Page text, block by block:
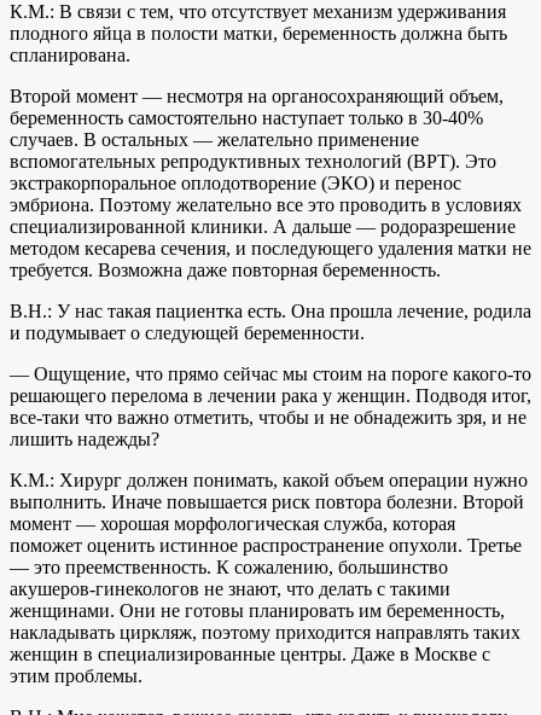
К.М.: В связи с тем, что отсутствует механизм удерживания
плодного яйца в полости матки, беременность должна быть
спланирована.
Второй момент — несмотря на органосохраняющий объем,
беременность самостоятельно наступает только в 30-40%
случаев. В остальных — желательно применение
вспомогательных репродуктивных технологий (ВРТ). Это
экстракорпоральное оплодотворение (ЭКО) и перенос
эмбриона. Поэтому желательно все это проводить в условиях
специализированной клиники. А дальше — родоразрешение
методом кесарева сечения, и последующего удаления матки не
требуется. Возможна даже повторная беременность.
В.Н.: У нас такая пациентка есть. Она прошла лечение, родила
и подумывает о следующей беременности.
— Ощущение, что прямо сейчас мы стоим на пороге какого-то
решающего перелома в лечении рака у женщин. Подводя итог,
все-таки что важно отметить, чтобы и не обнадежить зря, и не
лишить надежды?
К.М.: Хирург должен понимать, какой объем операции нужно
выполнить. Иначе повышается риск повтора болезни. Второй
момент — хорошая морфологическая служба, которая
поможет оценить истинное распространение опухоли. Третье
— это преемственность. К сожалению, большинство
акушеров-гинекологов не знают, что делать с такими
женщинами. Они не готовы планировать им беременность,
накладывать циркляж, поэтому приходится направлять таких
женщин в специализированные центры. Даже в Москве с
этим проблемы.